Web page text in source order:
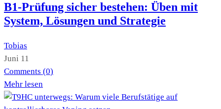
B1-Prüfung sicher bestehen: Üben mit
System, Lösungen und Strategie
Tobias
Juni 11
Comments (0)
Mehr lesen